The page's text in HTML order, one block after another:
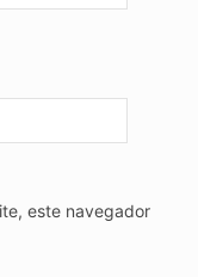
este navegador